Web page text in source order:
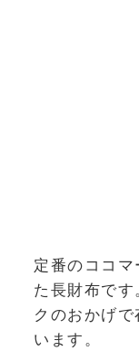
定番のココ
た長財布で
クのおかげ
います。